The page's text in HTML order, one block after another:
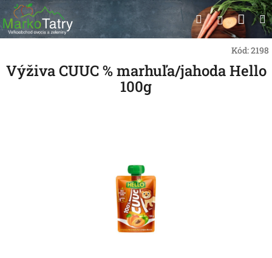
Prejsť
na
obsah
Hľadať
Kód:2198
Výživa CUUC % marhuľa/jahoda Hello
100g